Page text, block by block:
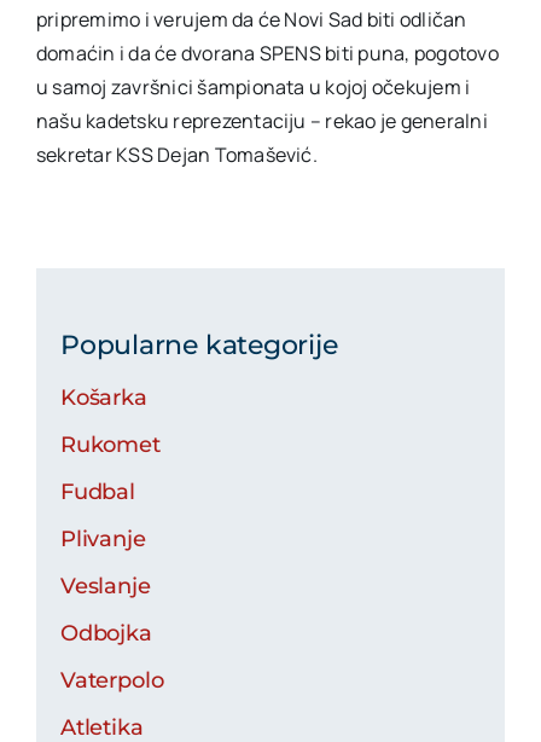
pripremimo i verujem da će Novi Sad biti odličan
domaćin i da će dvorana SPENS biti puna, pogotovo
u samoj završnici šampionata u kojoj očekujem i
našu kadetsku reprezentaciju – rekao je generalni
sekretar KSS Dejan Tomašević.
Popularne kategorije
Košarka
Rukomet
Fudbal
Plivanje
Veslanje
Odbojka
Vaterpolo
Atletika